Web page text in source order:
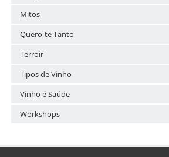
Mitos
Quero-te Tanto
Terroir
Tipos de Vinho
Vinho é Saúde
Workshops